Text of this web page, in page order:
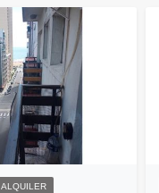
ALQUILER